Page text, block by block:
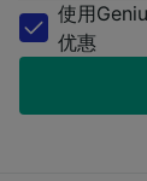
使用
优惠